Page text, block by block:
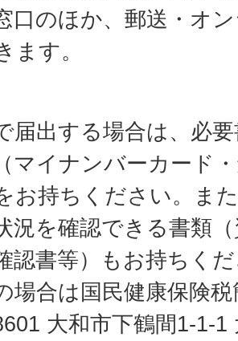
口のほか、郵送・オ
ます。
届出する場合は、必
マイナンバーカード
お持ちください。ま
況を確認できる書類
認書等）もお持ちく
場合は国民健康保険
大和市下鶴間1-1-1